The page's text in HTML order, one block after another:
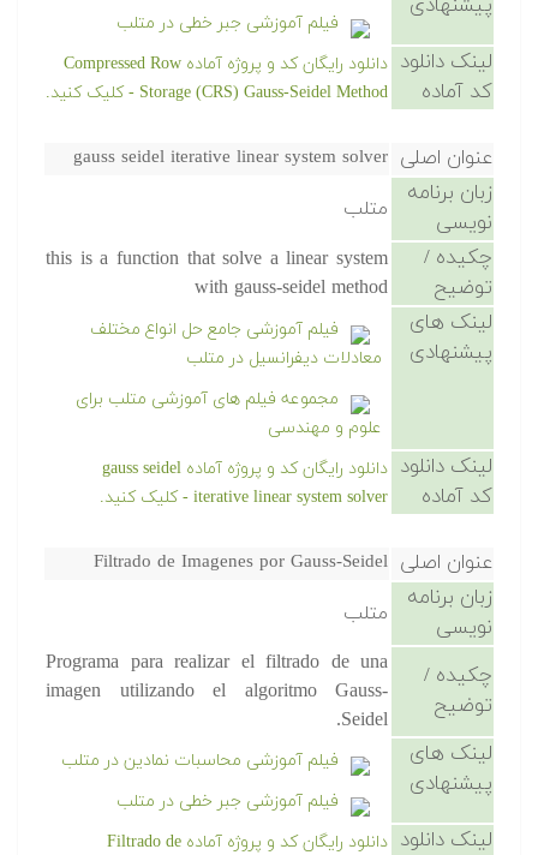
پیشنهادی
فیلم آموزشی جبر خطی در متلب
لینک دانلود
کد آماده
دانلود رایگان کد و پروژه آماده Compressed Row
Storage (CRS) Gauss-Seidel Method - کلیک کنید.
عنوان اصلی gauss seidel iterative linear system solver
زبان برنامه
نویسی
متلب
چکیده /
توضیح
this is a function that solve a linear system
with gauss-seidel method
لینک های
پیشنهادی
فیلم آموزشی جامع حل انواع مختلف
معادلات دیفرانسیل در متلب
مجموعه فیلم های آموزشی متلب برای
علوم و مهندسی
لینک دانلود
کد آماده
دانلود رایگان کد و پروژه آماده gauss seidel
iterative linear system solver - کلیک کنید.
عنوان اصلی Filtrado de Imagenes por Gauss-Seidel
زبان برنامه
نویسی
متلب
چکیده /
توضیح
Programa para realizar el filtrado de una
imagen utilizando el algoritmo Gauss-
Seidel.
لینک های
پیشنهادی
فیلم آموزشی محاسبات نمادین در متلب
فیلم آموزشی جبر خطی در متلب
لینک دانلود
دانلود رایگان کد و پروژه آماده Filtrado de